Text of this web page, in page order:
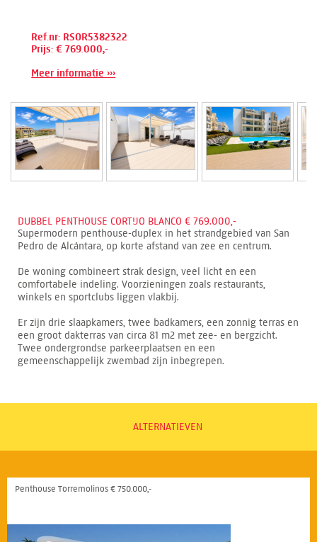
Ref.nr: RSOR5382322
Prijs: € 769.000,-
Meer informatie ›››
DUBBEL PENTHOUSE CORTIJO BLANCO € 769.000,-
Supermodern penthouse-duplex in het strandgebied van San
Pedro de Alcántara, op korte afstand van zee en centrum.
De woning combineert strak design, veel licht en een
comfortabele indeling. Voorzieningen zoals restaurants,
winkels en sportclubs liggen vlakbij.
Er zijn drie slaapkamers, twee badkamers, een zonnig terras en
een groot dakterras van circa 81 m2 met zee- en bergzicht.
Twee ondergrondse parkeerplaatsen en een
gemeenschappelijk zwembad zijn inbegrepen.
ALTERNATIEVEN
Penthouse Torremolinos € 750.000,-